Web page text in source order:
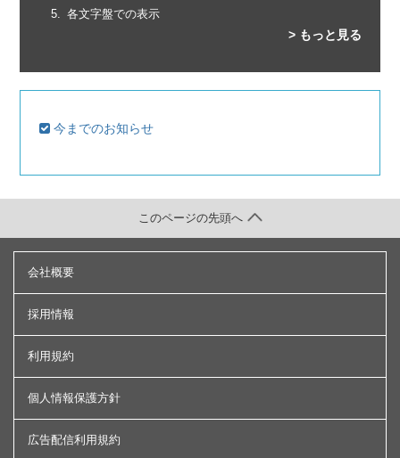
各文字盤での表示
> もっと見る
今までのお知らせ
会社概要
採用情報
利用規約
個人情報保護方針
広告配信利用規約
このページの先頭へ